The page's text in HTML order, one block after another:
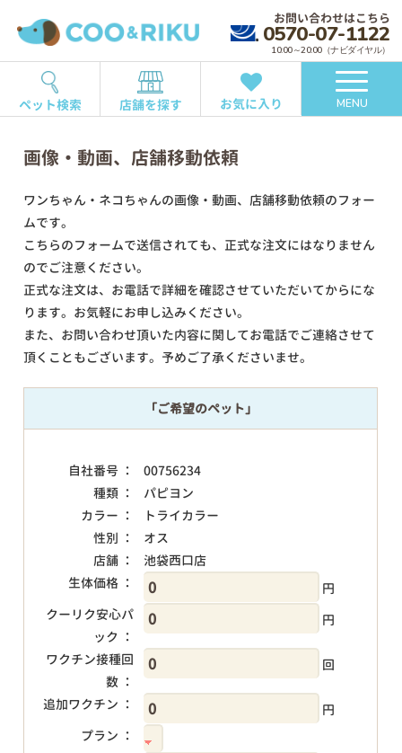
お問い合わせはこちら
0570-07-1122
10:00～20:00（ナビダイヤル）
ペット検索 店舗を探す お気に入り MENU
画像・動画、店舗移動依頼
ワンちゃん・ネコちゃんの画像・動画、店舗移動依頼のフォー
ムです。
こちらのフォームで送信されても、正式な注文にはなりません
のでご注意ください。
正式な注文は、お電話で詳細を確認させていただいてからにな
ります。お気軽にお申し込みください。
また、お問い合わせ頂いた内容に関してお電話でご連絡させて
頂くこともございます。予めご了承くださいませ。
「ご希望のペット」
自社番号 ：
00756234
種類 ：
パピヨン
カラー ：
トライカラー
性別 ：
オス
店舗 ：
池袋西口店
生体価格 ：
円
クーリク安心パ
ック ：
円
ワクチン接種回
数 ：
回
追加ワクチン ：
円
プラン ：